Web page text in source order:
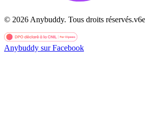
© 2026 Anybuddy. Tous droits réservés.v
Anybuddy sur Facebook